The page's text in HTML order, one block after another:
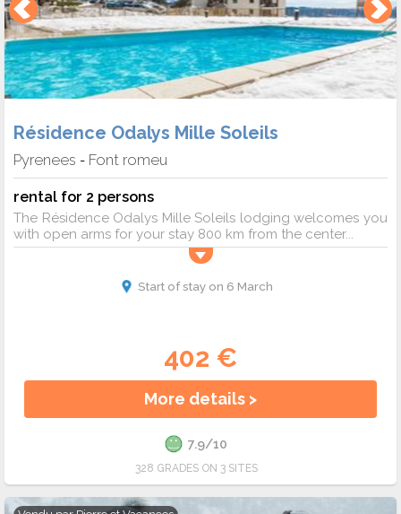
Résidence Odalys Mille Soleils
Pyrenees - Font romeu
rental for 2 persons
The Résidence Odalys Mille Soleils lodging welcomes you
with open arms for your stay 800 km from the center...
Start of stay on 6 March
402 €
More details >
7.9/10
328 GRADES ON 3 SITES